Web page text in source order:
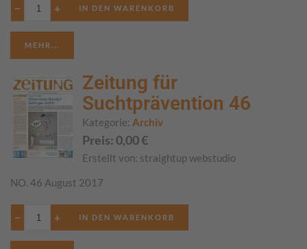
− +
MEHR...
Zeitung für
Suchtprävention 46
Kategorie: Archiv
Preis: 0,00€
Erstellt von: straightup webstudio
NO. 46 August 2017
− +